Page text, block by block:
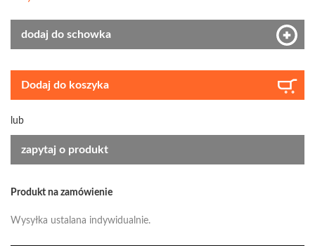
dodaj do schowka
Dodaj do koszyka
lub
zapytaj o produkt
Produkt na zamówienie
Wysyłka ustalana indywidualnie.